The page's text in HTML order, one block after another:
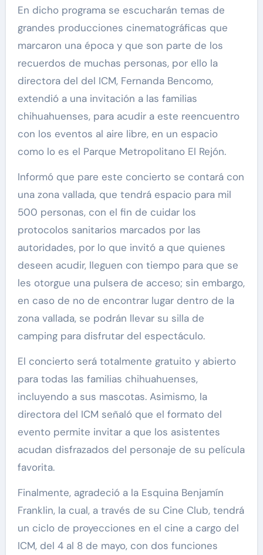
En dicho programa se escucharán temas de
grandes producciones cinematográficas que
marcaron una época y que son parte de los
recuerdos de muchas personas, por ello la
directora del del ICM, Fernanda Bencomo,
extendió a una invitación a las familias
chihuahuenses, para acudir a este reencuentro
con los eventos al aire libre, en un espacio
como lo es el Parque Metropolitano El Rejón.
Informó que pare este concierto se contará con
una zona vallada, que tendrá espacio para mil
500 personas, con el fin de cuidar los
protocolos sanitarios marcados por las
autoridades, por lo que invitó a que quienes
deseen acudir, lleguen con tiempo para que se
les otorgue una pulsera de acceso; sin embargo,
en caso de no de encontrar lugar dentro de la
zona vallada, se podrán llevar su silla de
camping para disfrutar del espectáculo.
El concierto será totalmente gratuito y abierto
para todas las familias chihuahuenses,
incluyendo a sus mascotas. Asimismo, la
directora del ICM señaló que el formato del
evento permite invitar a que los asistentes
acudan disfrazados del personaje de su película
favorita.
Finalmente, agradeció a la Esquina Benjamín
Franklin, la cual, a través de su Cine Club, tendrá
un ciclo de proyecciones en el cine a cargo del
ICM, del 4 al 8 de mayo, con dos funciones